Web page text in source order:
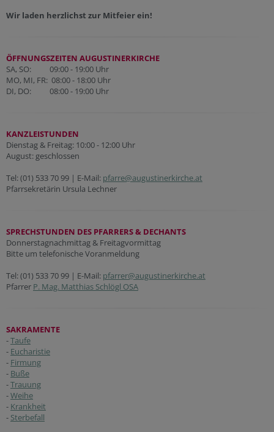
Wir laden herzlichst zur Mitfeier ein!
ÖFFNUNGSZEITEN AUGUSTINERKIRCHE
SA, SO: 09:00 - 19:00 Uhr
MO, MI, FR: 08:00 - 18:00 Uhr
DI, DO: 08:00 - 19:00 Uhr
KANZLEISTUNDEN
Dienstag & Freitag: 10:00 - 12:00 Uhr
August: geschlossen
Tel: (01) 533 70 99 | E-Mail: pfarre@augustinerkirche.at
Pfarrsekretärin Ursula Lechner
SPRECHSTUNDEN DES PFARRERS & DECHANTS
Donnerstagnachmittag & Freitagvormittag
Bitte um telefonische Voranmeldung
Tel: (01) 533 70 99 | E-Mail: pfarrer@augustinerkirche.at
Pfarrer P. Mag. Matthias Schlögl OSA
SAKRAMENTE
-Taufe
- Eucharistie
- Firmung
- Buße
-Trauung
-Weihe
- Krankheit
- Sterbefall